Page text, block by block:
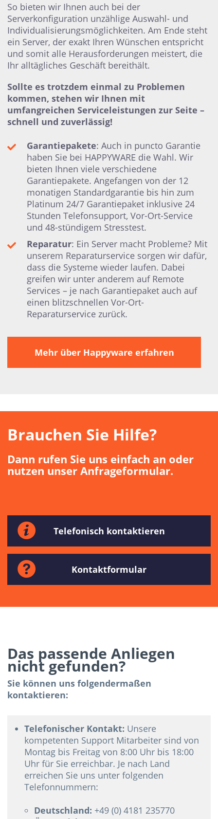
So bieten wir Ihnen auch bei der
Serverkonfiguration unzählige Auswahl- und
Individualisierungsmöglichkeiten. Am Ende steht
ein Server, der exakt Ihren Wünschen entspricht
und somit alle Herausforderungen meistert, die
Ihr alltägliches Geschäft bereithält.
Sollte es trotzdem einmal zu Problemen
kommen, stehen wir Ihnen mit
umfangreichen Serviceleistungen zur Seite –
schnell und zuverlässig!
Garantiepakete: Auch in puncto Garantie
haben Sie bei HAPPYWARE die Wahl. Wir
bieten Ihnen viele verschiedene
Garantiepakete. Angefangen von der 12
monatigen Standardgarantie bis hin zum
Platinum 24/7 Garantiepaket inklusive 24
Stunden Telefonsupport, Vor-Ort-Service
und 48-stündigem Stresstest.
Reparatur: Ein Server macht Probleme? Mit
unserem Reparaturservice sorgen wir dafür,
dass die Systeme wieder laufen. Dabei
greifen wir unter anderem auf Remote
Services – je nach Garantiepaket auch auf
einen blitzschnellen Vor-Ort-
Reparaturservice zurück.
Mehr über Happyware erfahren
Brauchen Sie Hilfe?
Dann rufen Sie uns einfach an oder
nutzen unser Anfrageformular.
Telefonisch kontaktieren
Kontaktformular
Das passende Anliegen
nicht gefunden?
Sie können uns folgendermaßen
kontaktieren:
Telefonischer Kontakt: Unsere
kompetenten Support Mitarbeiter sind von
Montag bis Freitag von 8:00 Uhr bis 18:00
Uhr für Sie erreichbar. Je nach Land
erreichen Sie uns unter folgenden
Telefonnummern:
Deutschland: +49 (0) 4181 235770